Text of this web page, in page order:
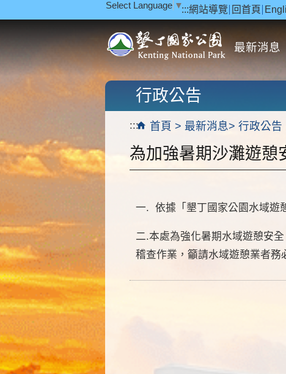
:::網站導覽 回首頁
Select Language ▼
最新消息
::: 首頁 最新消息 行政公告
行政公告
為加強暑期沙灘遊憩
一. 依據「墾丁國家公園水域遊
二.本處為強化暑期水域遊憩安
稽查作業，籲請水域遊憩業者務